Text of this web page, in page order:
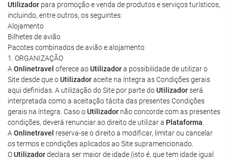
Utilizador para promoção e venda de produtos e serviços turísticos,
incluindo, entre outros, os seguintes:
Alojamento
Bilhetes de avião
Pacotes combinados de avião e alojamento
1. ORGANIZAÇÃO
A Onlinetravel oferece aoUtilizadora possibilidade de utilizar o
Site desde que oUtilizadoraceite na íntegra as Condições gerais
aqui definidas. A utilização do Site por parte doUtilizadorserá
interpretada como a aceitação tácita das presentes Condições
gerais na íntegra. Caso oUtilizador não concorde com as presentes
condições, deverá renunciar ao direito de utilizar a Plataforma
A Onlinetravel reserva-se o direito a modificar, limitar ou cancelar
os termos e condições aplicados ao Site supramencionado.
OUtilizadordeclara ser maior de idade (isto é, que tem idade igual